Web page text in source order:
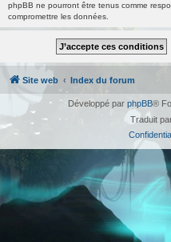
phpBB ne pourront être tenus comme
compromettre les données.
Site web Index du forum
Développé par phpBB®
Traduit